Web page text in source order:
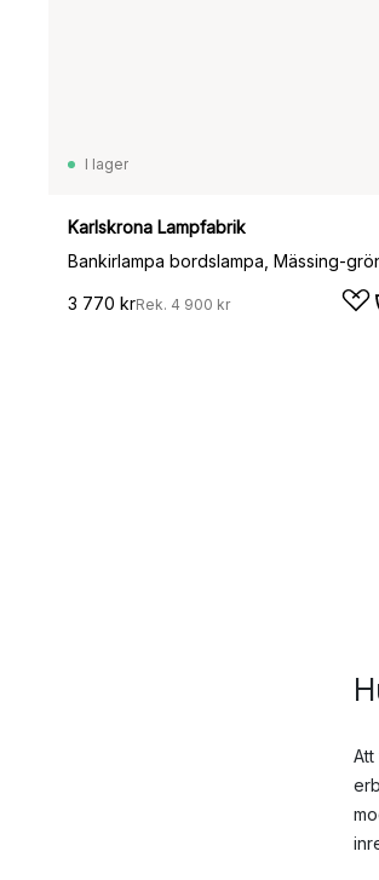
I lager
Karlskrona Lampfabrik
Bankirlampa bordslampa, Mässing-
3 770 krRek. 4 900 kr
Att